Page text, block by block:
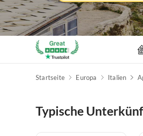
Startseite Europa Italien
Typische